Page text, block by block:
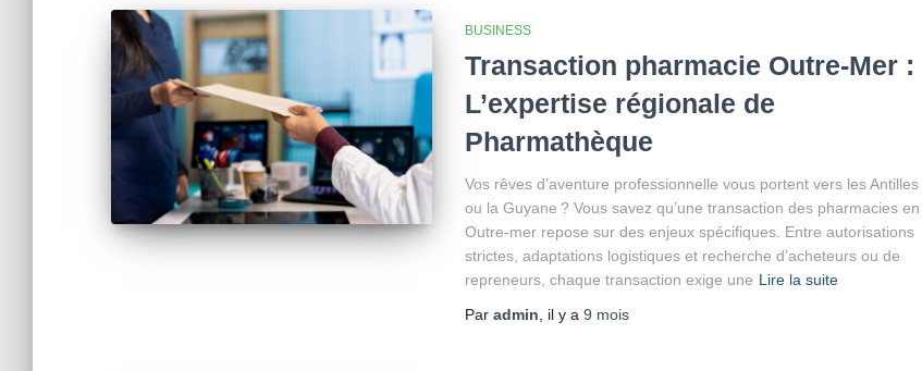
BUSINESS
Transaction pharmacie Outre-Mer :
L’expertise régionale de
Pharmathèque
Vos rêves d’aventure professionnelle vous portent vers les Antilles
ou la Guyane ? Vous savez qu’une transaction des pharmacies en
Outre-mer repose sur des enjeux spécifiques. Entre autorisations
strictes, adaptations logistiques et recherche d’acheteurs ou de
repreneurs, chaque transaction exige une Lire la suite
Par admin , il y a 9 mois